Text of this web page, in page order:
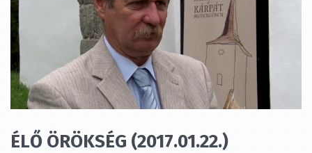
ÉLŐ ÖRÖKSÉG (2017.01.22.)